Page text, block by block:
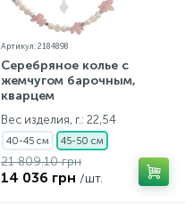
Артикул: 2184898
Серебряное колье с
жемчугом барочным,
кварцем
Вес изделия, г.: 22,54
40-45 см 45-50 см
21 809.10 грн
14 036 грн /шт.